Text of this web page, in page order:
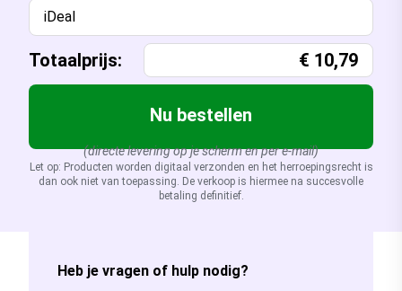
iDeal
Totaalprijs: € 10,79
Nu bestellen
(directe levering op je scherm en per e-mail)
Let op: Producten worden digitaal verzonden en het herroepingsrecht is
dan ook niet van toepassing. De verkoop is hiermee na succesvolle
betaling definitief.
Heb je vragen of hulp nodig?